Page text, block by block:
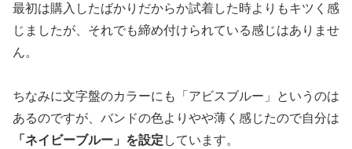
最初は購入したばかりだからか試着した時よりもキツく感
じましたが、それでも締め付けられている感じはありませ
ん。
ちなみに文字盤のカラーにも「アビスブルー」というのは
あるのですが、バンドの色よりやや薄く感じたので自分は
「ネイビーブルー」を設定 しています。